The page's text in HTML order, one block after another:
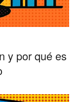
y por qué es